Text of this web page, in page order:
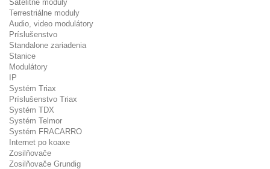
Satelitné moduly
Terrestriálne moduly
Audio, video modulátory
Príslušenstvo
Standalone zariadenia
Stanice
Modulátory
IP
Systém Triax
Príslušenstvo Triax
Systém TDX
Systém Telmor
Systém FRACARRO
Internet po koaxe
Zosilňovače
Zosilňovače Grundig